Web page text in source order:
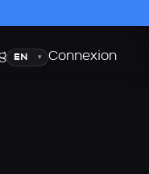
Langue
▾ Connexion